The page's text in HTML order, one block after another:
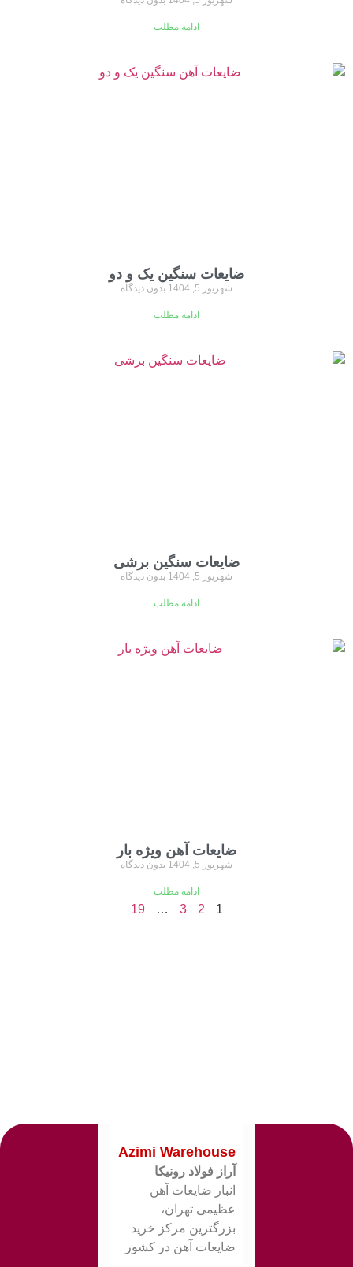
ادامه مطلب
ضایعات سنگین یک و دو
شهریور 5, 1404 بدون دیدگاه
ادامه مطلب
ضایعات سنگین برشی
شهریور 5, 1404 بدون دیدگاه
ادامه مطلب
ضایعات آهن ویژه بار
شهریور 5, 1404 بدون دیدگاه
ادامه مطلب
1
2
3
…
19
Azimi Warehouse
آراز فولاد رونیکا
انبار ضایعات آهن
عظیمی تهران،
بزرگترین مرکز خرید
ضایعات آهن در کشور